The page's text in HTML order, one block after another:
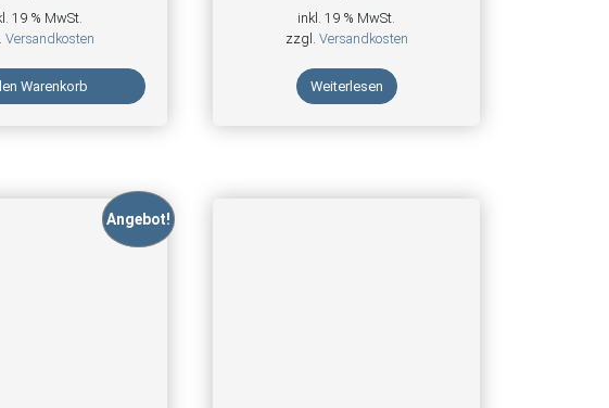
19 % MwSt.
Versandkosten
Warenkorb
inkl. 19 % MwSt.
zzgl. Versandkosten
Weiterlesen
Angebot!